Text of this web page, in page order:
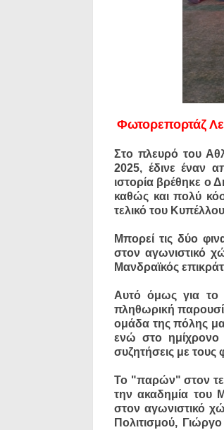
Φωτορεπορτάζ
Στο πλευρό του
2025, έδινε έναν
ιστορία βρέθηκε ο
καθώς και πολύ
τελικό του
Μπορεί τις δύο
στον αγωνιστικό
Μανδραϊκός
Αυτό όμως για το
πληθωρική
ομάδα της πόλης
ενώ στο ημίχρονο
συζητήσεις με τους
Το "παρών" στον
την ακαδημία του
στον αγωνιστικό
Πολιτισμού,